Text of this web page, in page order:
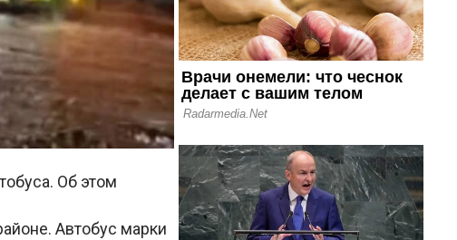
Об этом
Автобус марки